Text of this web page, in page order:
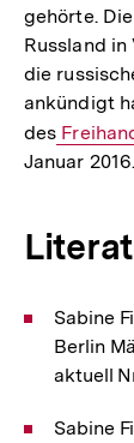
gehörte.
Russland in
die
ankündigt
des Interner
Link:
Januar 2016.
Sabine
Berlin
aktuell
Sabine